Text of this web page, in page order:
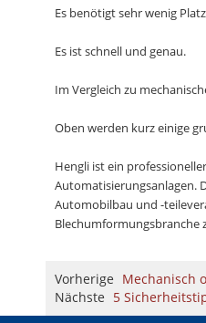
Es benötigt sehr wenig
Es ist schnell und genau.
Im Vergleich zu
Oben werden kurz einige
Hengli ist ein professioneller
Automatisierungsanlagen.
Automobilbau und -
Blechumformungsbranche
Vorherige Mechanisch
Nächste 5